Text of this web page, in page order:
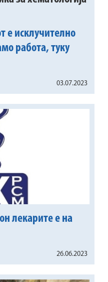
е исклучително
работа, туку
03.07.2023
лекарите е на
26.06.2023